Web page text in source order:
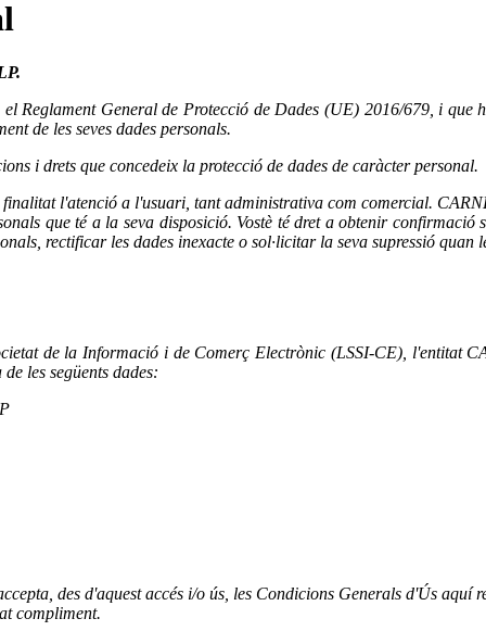
Reglament General de Protecció de Dades (UE) 2016/679, i que
de les seves dades personals.
i drets que concedeix la protecció de dades de caràcter personal.
l'atenció a l'usuari, tant administrativa com comercial.
que té a la seva disposició. Vostè té dret a obtenir
rectificar les dades inexacte o sol·licitar la seva supressió
de la Informació i de Comerç Electrònic (LSSI-CE), l'entitat
les següents dades:
des d'aquest accés i/o ús, les Condicions Generals d'Ús aquí
compliment.